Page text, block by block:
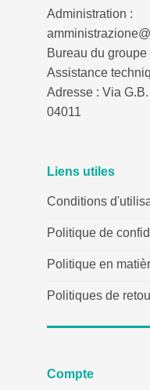
Administration :
Bureau du
Assistance
Adresse : Via
04011
Liens utiles
Conditions
Politique de
Politique en
Politiques de
Compte